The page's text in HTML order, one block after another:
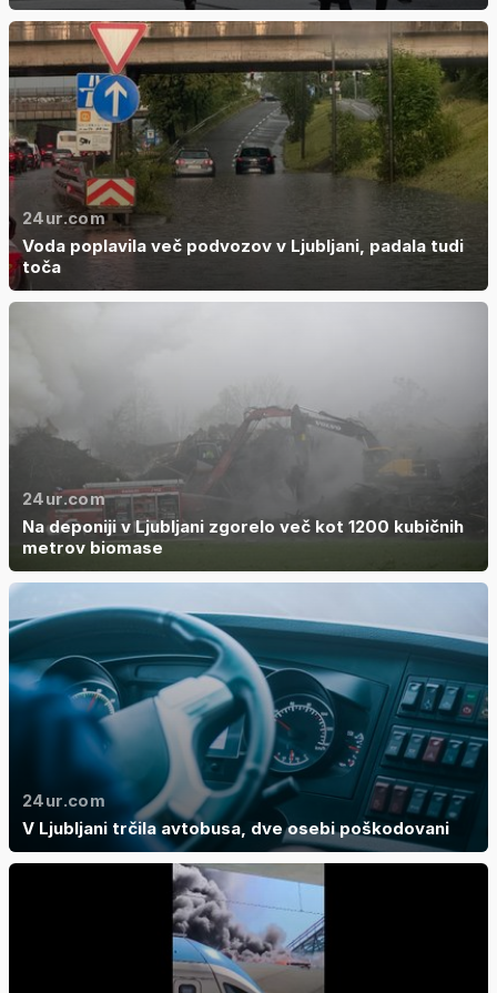
24ur.com
Voda poplavila več podvozov v Ljubljani, padala tudi
toča
24ur.com
Na deponiji v Ljubljani zgorelo več kot 1200 kubičnih
metrov biomase
24ur.com
V Ljubljani trčila avtobusa, dve osebi poškodovani